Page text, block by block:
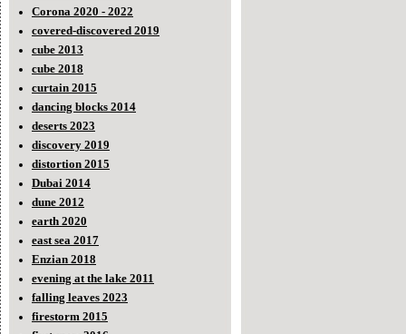
Corona 2020 - 2022
covered-discovered 2019
cube 2013
cube 2018
curtain 2015
dancing blocks 2014
deserts 2023
discovery 2019
distortion 2015
Dubai 2014
dune 2012
earth 2020
east sea 2017
Enzian 2018
evening at the lake 2011
falling leaves 2023
firestorm 2015